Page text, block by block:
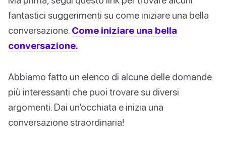
fantastici suggerimenti su come iniziare una bella
conversazione. Come iniziare una bella
conversazione.
Abbiamo fatto un elenco di alcune delle domande
più interessanti che puoi trovare su diversi
argomenti. Dai un’occhiata e inizia una
conversazione straordinaria!